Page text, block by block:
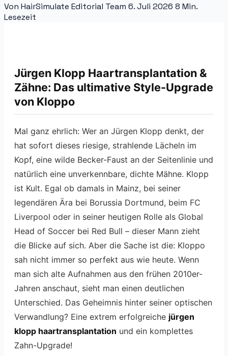
Von HairSimulate Editorial Team 6. Juli 2026 8 Min.
Lesezeit
Jürgen Klopp Haartransplantation &
Zähne: Das ultimative Style-Upgrade
von Kloppo
Mal ganz ehrlich: Wer an Jürgen Klopp denkt, der
hat sofort dieses riesige, strahlende Lächeln im
Kopf, eine wilde Becker-Faust an der Seitenlinie und
natürlich eine unverkennbare, dichte Mähne. Klopp
ist Kult. Egal ob damals in Mainz, bei seiner
legendären Ära bei Borussia Dortmund, beim FC
Liverpool oder in seiner heutigen Rolle als Global
Head of Soccer bei Red Bull – dieser Mann zieht
die Blicke auf sich. Aber die Sache ist die: Kloppo
sah nicht immer so perfekt aus wie heute. Wenn
man sich alte Aufnahmen aus den frühen 2010er-
Jahren anschaut, sieht man einen deutlichen
Unterschied. Das Geheimnis hinter seiner optischen
Verwandlung? Eine extrem erfolgreiche jürgen
klopp haartransplantation und ein komplettes
Zahn-Upgrade!